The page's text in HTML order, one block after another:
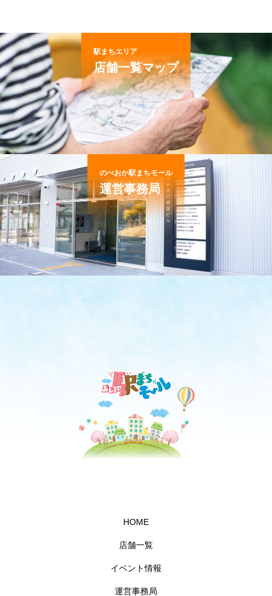
駅まちエリア
店舗一覧マップ
のべおか駅まちモール
運営事務局
HOME
店舗一覧
イベント情報
運営事務局